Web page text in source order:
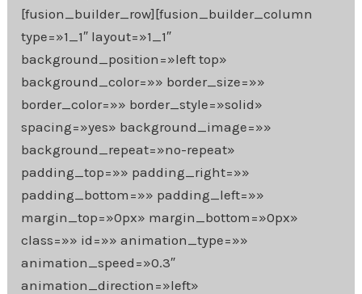
[fusion_builder_row][fusion_builder_column
type=»1_1″ layout=»1_1″
background_position=»left top»
background_color=»» border_size=»»
border_color=»» border_style=»solid»
spacing=»yes» background_image=»»
background_repeat=»no-repeat»
padding_top=»» padding_right=»»
padding_bottom=»» padding_left=»»
margin_top=»0px» margin_bottom=»0px»
class=»» id=»» animation_type=»»
animation_speed=»0.3″
animation_direction=»left»